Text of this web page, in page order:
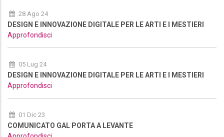
28 Ago 24
DESIGN E INNOVAZIONE DIGITALE PER LE ARTI E I MESTIERI
Approfondisci
05 Lug 24
DESIGN E INNOVAZIONE DIGITALE PER LE ARTI E I MESTIERI
Approfondisci
01 Dic 23
COMUNICATO GAL PORTA A LEVANTE